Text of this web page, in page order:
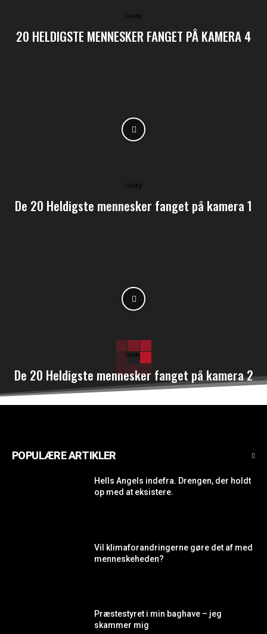
Lucky
20 HELDIGSTE MENNESKER FANGET PÅ KAMERA 4
Lucky
De 20 Heldigste mennesker fanget på kamera 1
Lucky
De 20 Heldigste mennesker fanget på kamera 2
POPULÆRE ARTIKLER
Hells Angels indefra. Drengen, der holdt
op med at eksistere.
Vil klimaforandringerne gøre det af med
menneskeheden?
Præstestyret i min baghave – jeg
skammer mig